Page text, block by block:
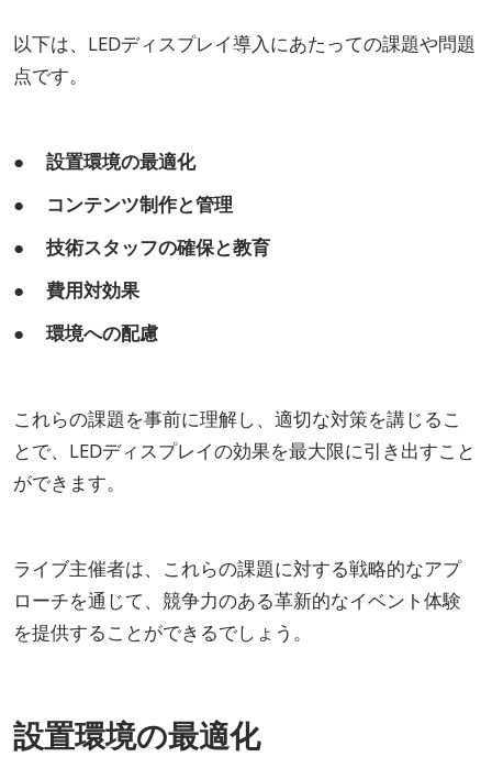
以下は、LEDディスプレイ導入にあたっての課題や問題
点です。
● 設置環境の最適化
● コンテンツ制作と管理
● 技術スタッフの確保と教育
● 費用対効果
● 環境への配慮
これらの課題を事前に理解し、適切な対策を講じるこ
とで、LEDディスプレイの効果を最大限に引き出すこと
ができます。
ライブ主催者は、これらの課題に対する戦略的なアプ
ローチを通じて、競争力のある革新的なイベント体験
を提供することができるでしょう。
設置環境の最適化